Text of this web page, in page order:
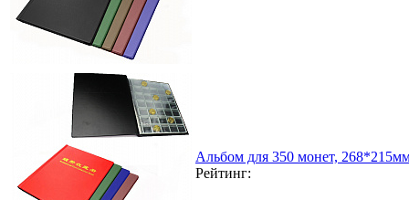
Альбом для 350 монет,
Рейтинг: